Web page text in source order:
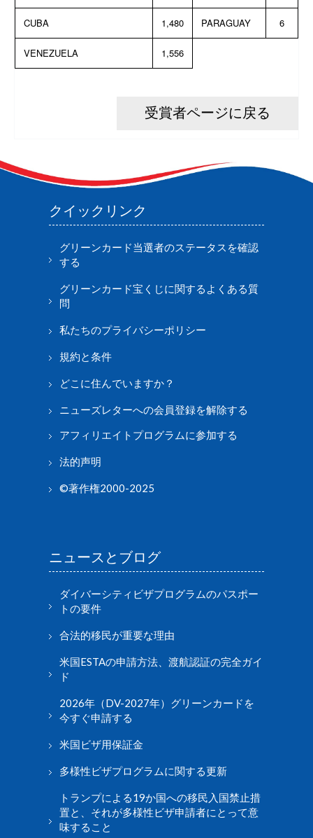
CUBA 1,480 PARAGUAY 6
VENEZUELA 1,556
受賞者ページに戻る
クイックリンク
グリーンカード当選者のステータスを確認
する
グリーンカード宝くじに関するよくある質
問
私たちのプライバシーポリシー
規約と条件
どこに住んでいますか？
ニューズレターへの会員登録を解除する
アフィリエイトプログラムに参加する
法的声明
©著作権2000-2025
ニュースとブログ
ダイバーシティビザプログラムのパスポー
トの要件
合法的移民が重要な理由
米国ESTAの申請方法、渡航認証の完全ガイ
ド
2026年（DV-2027年）グリーンカードを
今すぐ申請する
米国ビザ用保証金
多様性ビザプログラムに関する更新
トランプによる19か国への移民入国禁止措
置と、それが多様性ビザ申請者にとって意
味すること